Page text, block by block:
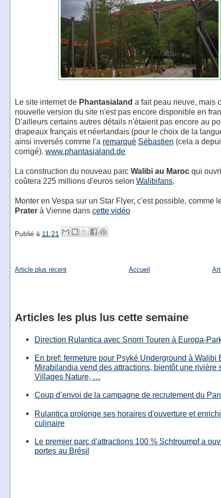
Le site internet de Phantasialand a fait peau neuve, mais
nouvelle version du site n'est pas encore disponible en
D'ailleurs certains autres détails n'étaient pas encore au
drapeaux français et néerlandais (pour le choix de la
ainsi inversés comme l'a remarqué Sébastien (cela a
corrigé). www.phantasialand.de
La construction du nouveau parc Walibi au Marocqui
coûtera 225 millions d'euros selon Walibifans.
Monter en Vespa sur un Star Flyer, c'est possible, comme
Praterà Vienne dans cette vidéo
Publié à 11:21
Article plus récent Accueil
Articles les plus lus cette semaine
Direction Rulantica avec Snorri Touren à Europa-
En bref: fermeture pour Psyké Underground à Walibi
Mirabilandia vend des attractions, bientôt une rivière
Villages Nature, …
Coup d’envoi de la campagne de recrutement du
Rulantica prolonge ses horaires d'ouverture et
culinaire
Le premier parc d'attractions 100 % Schtroumpf a
portes au Brésil